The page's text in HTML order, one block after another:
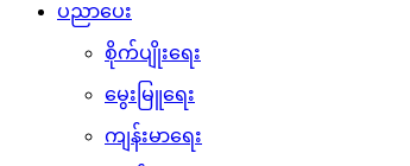
ပညာပေး
စိုက်ပျိုးရေး
မွေးမြူရေး
ကျန်းမာရေး